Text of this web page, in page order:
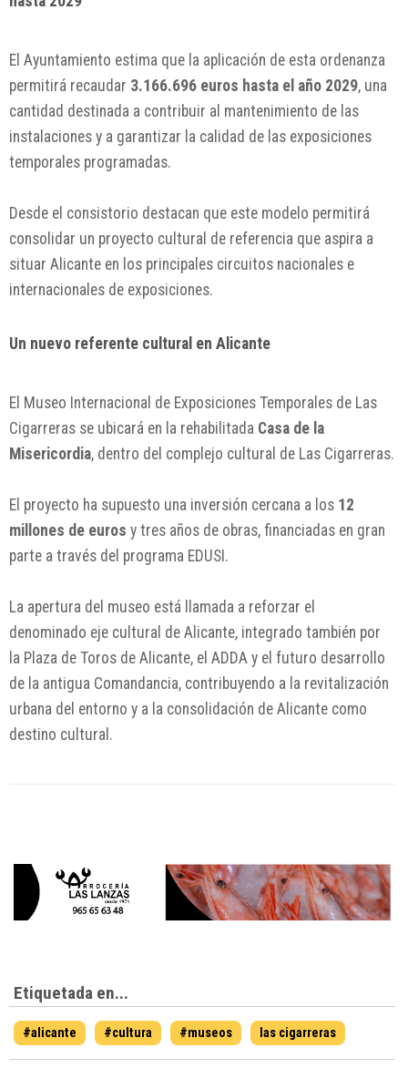
El Ayuntamiento estima que la aplicación de esta ordenanza
permitirá recaudar 3.166.696 euros hasta el año 2029, una
cantidad destinada a contribuir al mantenimiento de las
instalaciones y a garantizar la calidad de las exposiciones
temporales programadas.
Desde el consistorio destacan que este modelo permitirá
consolidar un proyecto cultural de referencia que aspira a
situar Alicante en los principales circuitos nacionales e
internacionales de exposiciones.
Un nuevo referente cultural en Alicante
El Museo Internacional de Exposiciones Temporales de Las
Cigarreras se ubicará en la rehabilitada Casa de la
Misericordia, dentro del complejo cultural de Las Cigarreras.
El proyecto ha supuesto una inversión cercana a los 12
millones de euros y tres años de obras, financiadas en gran
parte a través del programa EDUSI.
La apertura del museo está llamada a reforzar el
denominado eje cultural de Alicante, integrado también por
la Plaza de Toros de Alicante, el ADDA y el futuro desarrollo
de la antigua Comandancia, contribuyendo a la revitalización
urbana del entorno y a la consolidación de Alicante como
destino cultural.
Etiquetada en...
#alicante #cultura #museos las cigarreras